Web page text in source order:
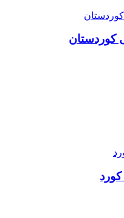
کوردستان